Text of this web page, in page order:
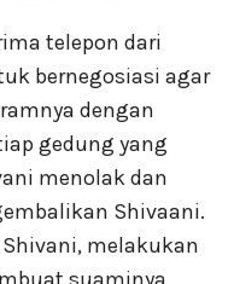
telepon dari
bernegosiasi agar
dengan
gedung yang
menolak dan
Shivaani.
melakukan